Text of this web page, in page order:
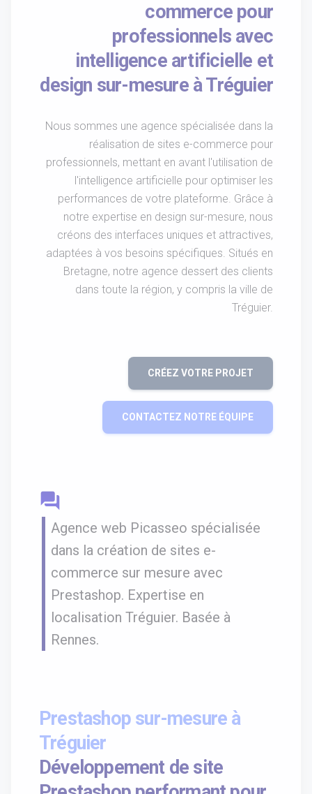
commerce pour
professionnels avec
intelligence artificielle et
design sur-mesure à Tréguier
Nous sommes une agence spécialisée dans la
réalisation de sites e-commerce pour
professionnels, mettant en avant l'utilisation de
l'intelligence artificielle pour optimiser les
performances de votre plateforme. Grâce à
notre expertise en design sur-mesure, nous
créons des interfaces uniques et attractives,
adaptées à vos besoins spécifiques. Situés en
Bretagne, notre agence dessert des clients
dans toute la région, y compris la ville de
Tréguier.
CRÉEZ VOTRE PROJET
CONTACTEZ NOTRE ÉQUIPE
question_answer
Agence web Picasseo spécialisée
dans la création de sites e-
commerce sur mesure avec
Prestashop. Expertise en
localisation Tréguier. Basée à
Rennes.
Prestashop sur-mesure à
Tréguier
Développement de site